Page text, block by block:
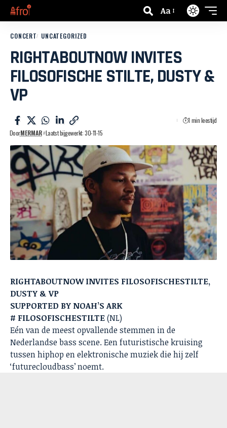
Aa
CONCERT UNCATEGORIZED
RIGHTABOUTNOW INVITES
FILOSOFISCHE STILTE, DUSTY &
VP
DoorMERMAR Laatst bijgewerkt: 30-11-15
1 min leestijd
RIGHTABOUTNOW INVITES FILOSOFISCHESTILTE,
DUSTY & VP
SUPPORTED BY NOAH’S ARK
# FILOSOFISCHESTILTE(NL)
Eén van de meest opvallende stemmen in de
Nederlandse bass scene. Een futuristische kruising
tussen hiphop en elektronische muziek die hij zelf
‘futurecloudbass’ noemt.